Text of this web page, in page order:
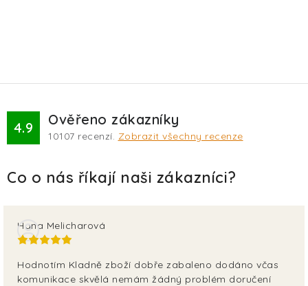
4.9 Ověřeno zákazníky
10107 recenzí. Zobrazit všechny recenze
Hana Melicharová
Hodnotím Kladně zboží dobře zabaleno dodáno včas
komunikace skvělá nemám žádný problém doručení